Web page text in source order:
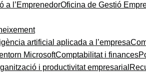
a l’EmprenedorOficina de Gestió
artificial aplicada a l’empresa
MicrosoftComptabilitat i finances
i productivitat empresarial